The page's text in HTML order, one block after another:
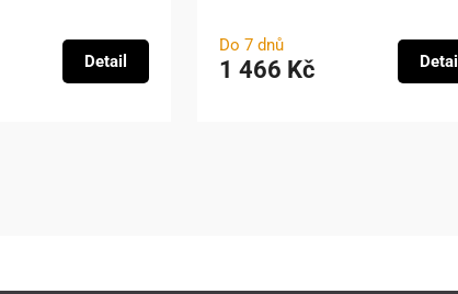
Detail
Do 7 dnů
1 466 Kč Detail